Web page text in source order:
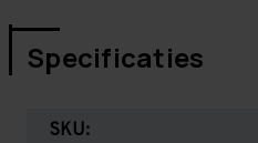
Specificaties
SKU: